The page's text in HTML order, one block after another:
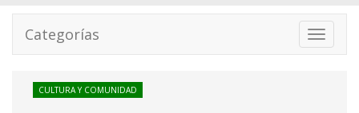
Toggle
Categorías
CULTURA Y COMUNIDAD